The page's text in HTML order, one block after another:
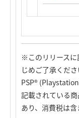
※このリリースに
じめご了承くださ
PSP®
記載されている
あり、消費税は含